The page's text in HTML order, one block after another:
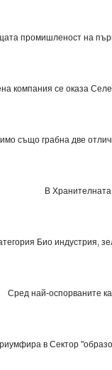
промишленост на
компания се оказа
също грабна две
В
Био индустрия,
Сред най-оспорваните
в Сектор